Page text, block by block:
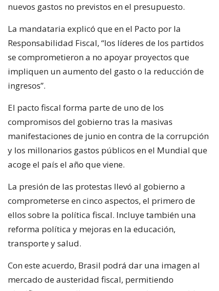
nuevos gastos no previstos en el presupuesto.
La mandataria explicó que en el Pacto por la
Responsabilidad Fiscal, “los líderes de los partidos
se comprometieron a no apoyar proyectos que
impliquen un aumento del gasto o la reducción de
ingresos”.
El pacto fiscal forma parte de uno de los
compromisos del gobierno tras la masivas
manifestaciones de junio en contra de la corrupción
y los millonarios gastos públicos en el Mundial que
acoge el país el año que viene.
La presión de las protestas llevó al gobierno a
comprometerse en cinco aspectos, el primero de
ellos sobre la política fiscal. Incluye también una
reforma política y mejoras en la educación,
transporte y salud.
Con este acuerdo, Brasil podrá dar una imagen al
mercado de austeridad fiscal, permitiendo